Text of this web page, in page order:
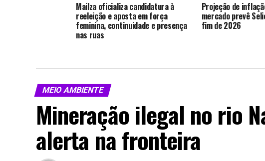
Mailza oficializa candidatura à
reeleição e aposta em força
feminina, continuidade e presença
nas ruas
Projeção de
mercado prevê
fim de 2026
MEIO AMBIENTE
Mineração ilegal no rio
alerta na fronteira